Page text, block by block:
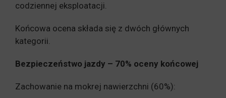
codziennej eksploatacji.
Końcowa ocena składa się z dwóch głównych
kategorii.
Bezpieczeństwo jazdy – 70% oceny końcowej
Zachowanie na mokrej nawierzchni (60%):